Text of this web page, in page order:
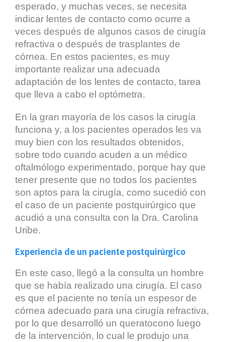
esperado, y muchas veces, se necesita
indicar lentes de contacto como ocurre a
veces después de algunos casos de cirugía
refractiva o después de trasplantes de
córnea. En estos pacientes, es muy
importante realizar una adecuada
adaptación de los lentes de contacto, tarea
que lleva a cabo el optómetra.
En la gran mayoría de los casos la cirugía
funciona y, a los pacientes operados les va
muy bien con los resultados obtenidos,
sobre todo cuando acuden a un médico
oftalmólogo experimentado, porque hay que
tener presente que no todos los pacientes
son aptos para la cirugía, como sucedió con
el caso de un paciente postquirúrgico que
acudió a una consulta con la Dra. Carolina
Uribe.
Experiencia de un paciente postquirúrgico
En este caso, llegó a la consulta un hombre
que se había realizado una cirugía. El caso
es que el paciente no tenía un espesor de
córnea adecuado para una cirugía refractiva,
por lo que desarrolló un queratocono luego
de la intervención, lo cual le produjo una